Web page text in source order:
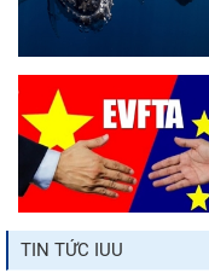
TIN TỨC IUU